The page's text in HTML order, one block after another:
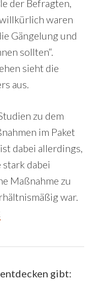
der Befragten,
waren
Gängelung und
sollten“.
sieht die
aus.
zu dem
im Paket
dabei allerdings,
dabei
Maßnahme zu
war.
gibt: